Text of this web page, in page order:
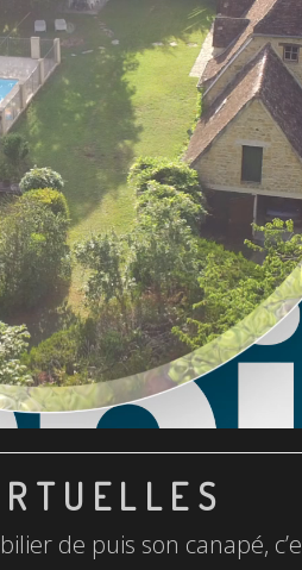
de puis son canapé,